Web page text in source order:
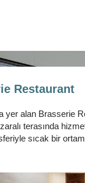
Restaurant
yer alan Brasserie
terasında
sıcak bir